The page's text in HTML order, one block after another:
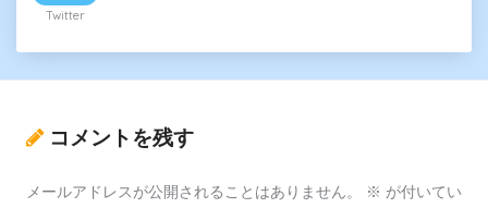
Twitter
コメントを残す
メールアドレスが公開されることはありません。 ※ が付いてい